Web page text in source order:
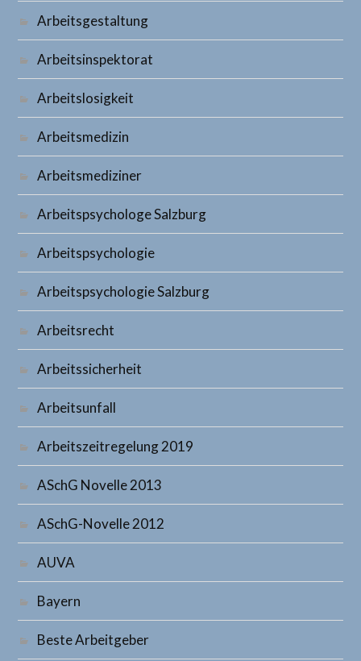
Arbeitsgestaltung
Arbeitsinspektorat
Arbeitslosigkeit
Arbeitsmedizin
Arbeitsmediziner
Arbeitspsychologe Salzburg
Arbeitspsychologie
Arbeitspsychologie Salzburg
Arbeitsrecht
Arbeitssicherheit
Arbeitsunfall
Arbeitszeitregelung 2019
ASchG Novelle 2013
ASchG-Novelle 2012
AUVA
Bayern
Beste Arbeitgeber